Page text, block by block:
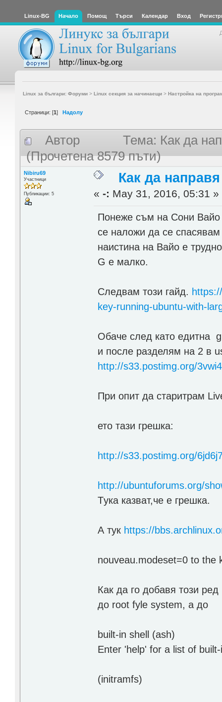
Linux-BG Начало Помощ Търси Календар Вход
Linux за българи: Форуми> Linux секция за начинаещи> Настройка на
Страници: [1] Надолу
Автор
Тема: Как да
(Прочетена 8579 пъти)
Nibiru69
Участници
Публикации: 5
Как да
«-: May 31, 2016, 05:31 »
Понеже съм на Сони
се наложи да се
наистина на Вайо е
G e малко.
Следвам този гайд.
key-running-ubuntu-with-
Обаче след като едитна
и послe разделям на 2 в
http://s33.postimg.org/
При опит да старитрам
ето тази грешка:
http://s33.postimg.org/
http://ubuntuforums.org/
Tука казват,че е грешка.
А тук https://
nouveau.modeset=0 to the
Как да го добавя този
до root fyle system, a до
built-in shell (ash)
Enter 'help' for a list of
(initramfs)